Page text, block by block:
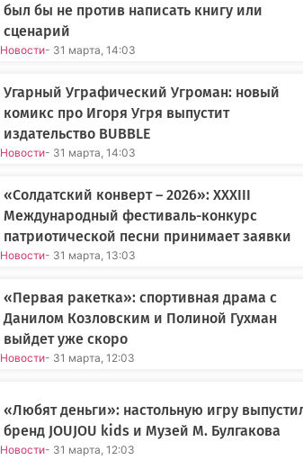
был бы не против написать книгу или
сценарий
Новости- 31 марта, 14:03
Угарный Уграфический Угроман: новый
комикс про Игоря Угря выпустит
издательство BUBBLE
Новости- 31 марта, 14:03
«Солдатский конверт – 2026»: XXXIII
Международный фестиваль-конкурс
патриотической песни принимает заявки
Новости- 31 марта, 13:03
«Первая ракетка»: спортивная драма с
Данилом Козловским и Полиной Гухман
выйдет уже скоро
Новости- 31 марта, 12:03
«Любят деньги»: настольную игру
бренд JOUJOU kids и Музей М. Булгакова
Новости- 31 марта, 12:03